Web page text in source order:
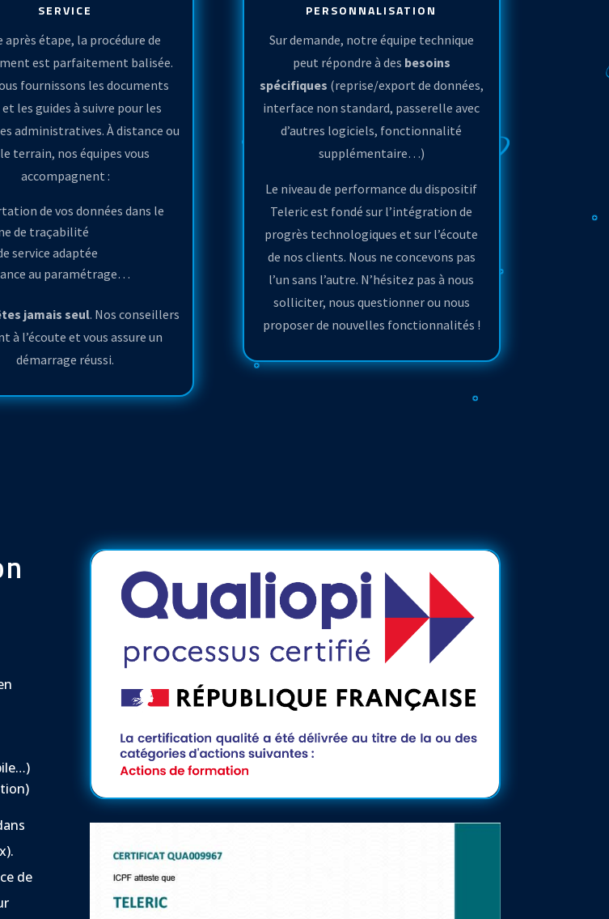
SERVICE
après étape, la procédure de
est parfaitement balisée.
fournissons les documents
les guides à suivre pour les
administratives. À distance ou
terrain, nos équipes vous
accompagnent :
de vos données dans le
de traçabilité
service adaptée
au paramétrage…
jamais seul. Nos conseillers
à l’écoute et vous assure un
démarrage réussi.
PERSONNALISATION
Sur demande, notre équipe technique
peut répondre à des besoins
spécifiques (reprise/export de données,
interface non standard, passerelle avec
d’autres logiciels, fonctionnalité
supplémentaire…)
Le niveau de performance du dispositif
Teleric est fondé sur l’intégration de
progrès technologiques et sur l’écoute
de nos clients. Nous ne concevons pas
l’un sans l’autre. N’hésitez pas à nous
solliciter, nous questionner ou nous
proposer de nouvelles fonctionnalités !
de